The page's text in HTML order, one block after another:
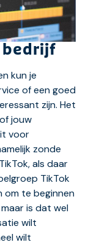
bedrijf
kun je
of een goed
zijn. Het
jouw
voor
zonde
als daar
TikTok
om te beginnen
maar is dat wel
wilt
wilt